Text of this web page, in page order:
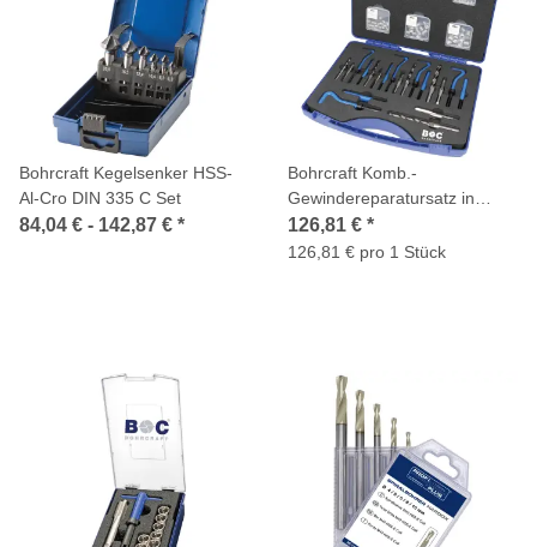
Bohrcraft Kegelsenker HSS-
Al-Cro DIN 335 C Set
84,04 € - 142,87 € *
Bohrcraft Komb.-
Gewindereparatursatz in
Kunststoffkoffer 130-tlg. M5 -
M12 // GR-512
126,81 € *
126,81 € pro 1 Stück